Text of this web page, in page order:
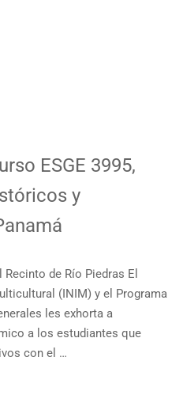
ESGE 3995,
y
de Río Piedras El
(INIM) y el Programa
les exhorta a
a los estudiantes que
con el …